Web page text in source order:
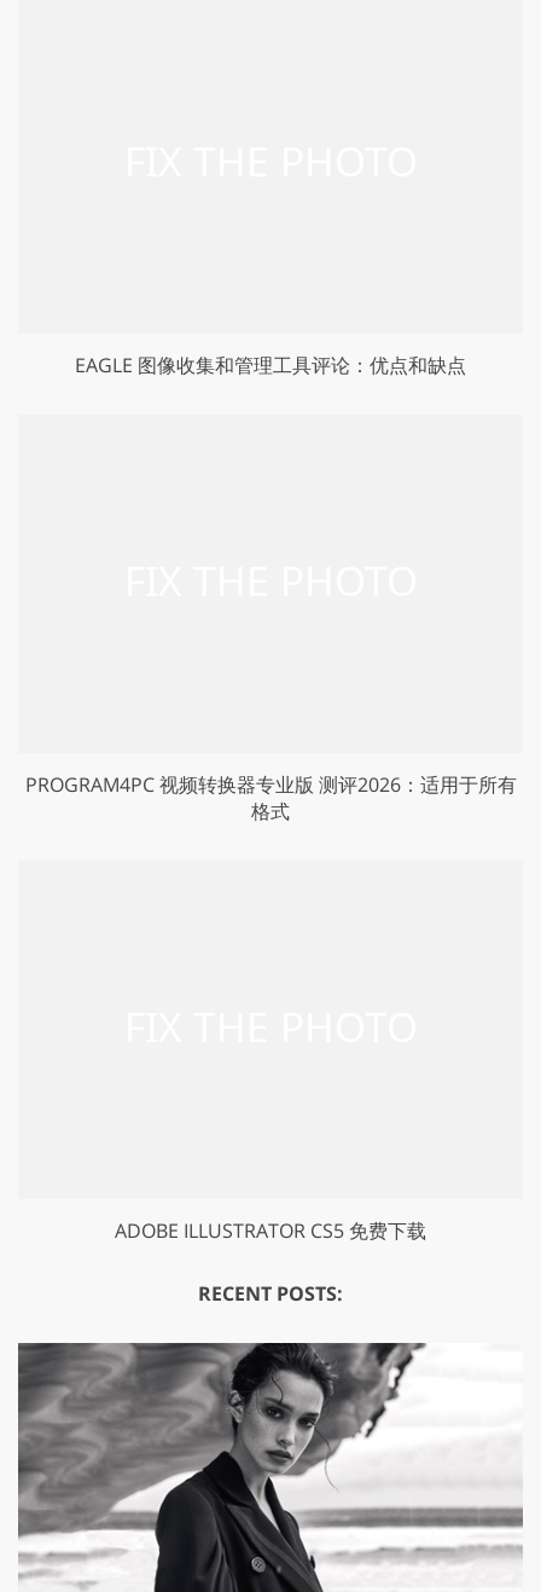
EAGLE 图像收集和管理工具评论：优点和缺点
PROGRAM4PC 视频转换器专业版 测评2026：适用于所有
格式
ADOBE ILLUSTRATOR CS5 免费下载
RECENT POSTS: